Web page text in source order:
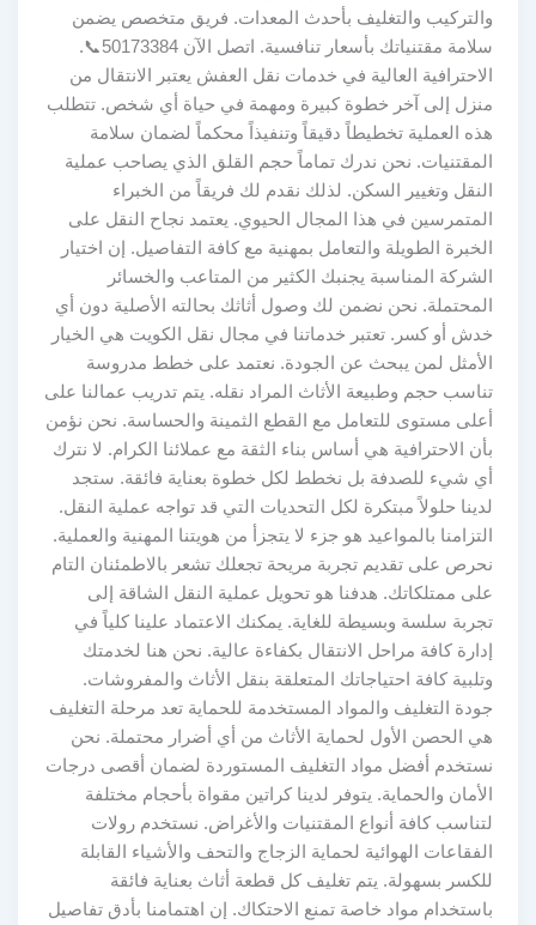
والتركيب والتغليف بأحدث المعدات. فريق متخصص يضمن
سلامة مقتنياتك بأسعار تنافسية. اتصل الآن 50173384📞.
الاحترافية العالية في خدمات نقل العفش يعتبر الانتقال من
منزل إلى آخر خطوة كبيرة ومهمة في حياة أي شخص. تتطلب
هذه العملية تخطيطاً دقيقاً وتنفيذاً محكماً لضمان سلامة
المقتنيات. نحن ندرك تماماً حجم القلق الذي يصاحب عملية
النقل وتغيير السكن. لذلك نقدم لك فريقاً من الخبراء
المتمرسين في هذا المجال الحيوي. يعتمد نجاح النقل على
الخبرة الطويلة والتعامل بمهنية مع كافة التفاصيل. إن اختيار
الشركة المناسبة يجنبك الكثير من المتاعب والخسائر
المحتملة. نحن نضمن لك وصول أثاثك بحالته الأصلية دون أي
خدش أو كسر. تعتبر خدماتنا في مجال نقل الكويت هي الخيار
الأمثل لمن يبحث عن الجودة. نعتمد على خطط مدروسة
تناسب حجم وطبيعة الأثاث المراد نقله. يتم تدريب عمالنا على
أعلى مستوى للتعامل مع القطع الثمينة والحساسة. نحن نؤمن
بأن الاحترافية هي أساس بناء الثقة مع عملائنا الكرام. لا نترك
أي شيء للصدفة بل نخطط لكل خطوة بعناية فائقة. ستجد
لدينا حلولاً مبتكرة لكل التحديات التي قد تواجه عملية النقل.
التزامنا بالمواعيد هو جزء لا يتجزأ من هويتنا المهنية والعملية.
نحرص على تقديم تجربة مريحة تجعلك تشعر بالاطمئنان التام
على ممتلكاتك. هدفنا هو تحويل عملية النقل الشاقة إلى
تجربة سلسة وبسيطة للغاية. يمكنك الاعتماد علينا كلياً في
إدارة كافة مراحل الانتقال بكفاءة عالية. نحن هنا لخدمتك
وتلبية كافة احتياجاتك المتعلقة بنقل الأثاث والمفروشات.
جودة التغليف والمواد المستخدمة للحماية تعد مرحلة التغليف
هي الحصن الأول لحماية الأثاث من أي أضرار محتملة. نحن
نستخدم أفضل مواد التغليف المستوردة لضمان أقصى درجات
الأمان والحماية. يتوفر لدينا كراتين مقواة بأحجام مختلفة
لتناسب كافة أنواع المقتنيات والأغراض. نستخدم رولات
الفقاعات الهوائية لحماية الزجاج والتحف والأشياء القابلة
للكسر بسهولة. يتم تغليف كل قطعة أثاث بعناية فائقة
باستخدام مواد خاصة تمنع الاحتكاك. إن اهتمامنا بأدق تفاصيل